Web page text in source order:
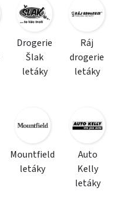
Drogerie
Šlak
letáky
Ráj
drogerie
letáky
Mountfield
letáky
Auto
Kelly
letáky